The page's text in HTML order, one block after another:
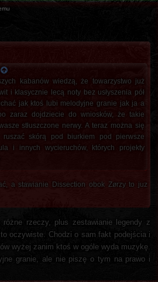
kabanów wiedzą, że towarzystwo już
i klasycznie lecą noty bez usłyszenia pół
jak ktoś lubi melodyjne granie jak ja a
zaraz dojdziecie do wniosków, że takie
stłuszczone nerwy. A teraz można się
skórą pod biurkiem pod pierwsze
i innych wycieruchów, których projekty
a stawianie Dissection obok Zørzy to juz
rzeczy, plus zestawianie legendy z
oczywiste. Chodzi o sam fakt podejścia i
wyżej zanim ktoś w ogóle wyda muzykę.
granie, ale nie piszę o tym na prawo i